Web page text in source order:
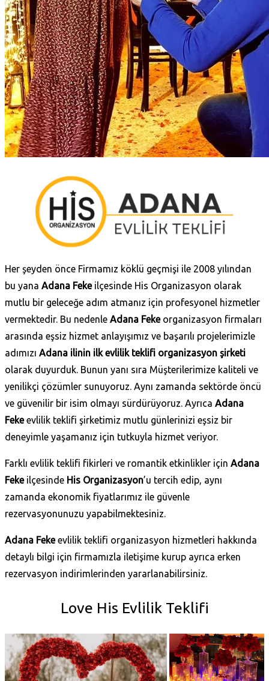
Her şeyden önce Firmamız köklü geçmişi ile 2008 yılından
bu yana Adana Fekeilçesinde His Organizasyon olarak
mutlu bir geleceğe adım atmanız için profesyonel hizmetler
vermektedir. Bu nedenle Adana Fekeorganizasyon firmaları
arasında eşsiz hizmet anlayışımız ve başarılı projelerimizle
adımızı Adana ilinin ilk evlilik teklifi organizasyon şirketi
olarak duyurduk. Bunun yanı sıra Müşterilerimize kaliteli ve
yenilikçi çözümler sunuyoruz. Aynı zamanda sektörde öncü
ve güvenilir bir isim olmayı sürdürüyoruz. Ayrıca Adana
Fekeevlilik teklifi şirketimiz mutlu günlerinizi eşsiz bir
deneyimle yaşamanız için tutkuyla hizmet veriyor.
Farklı evlilik teklifi fikirleri ve romantik etkinlikler için Adana
Fekeilçesinde His Organizasyon’u tercih edip, aynı
zamanda ekonomik fiyatlarımız ile güvenle
rezervasyonunuzu yapabilmektesiniz.
Adana Fekeevlilik teklifi organizasyon hizmetleri hakkında
detaylı bilgi için firmamızla iletişime kurup ayrıca erken
rezervasyon indirimlerinden yararlanabilirsiniz.
Love His Evlilik Teklifi